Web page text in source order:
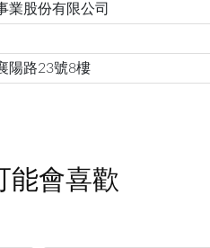
業股份有限公司
陽路23號8樓
能會喜歡